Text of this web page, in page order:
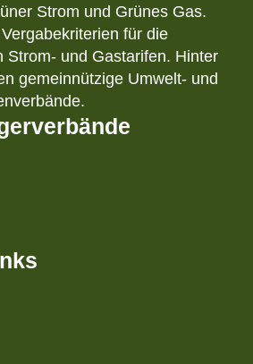
Strom und Grünes Gas.
für die
Strom- und Gastarifen. Hinter
gemeinnützige Umwelt- und